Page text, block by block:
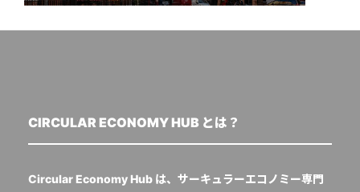
CIRCULAR ECONOMY HUB とは？
Circular Economy Hub は、サーキュラーエコノミー専門